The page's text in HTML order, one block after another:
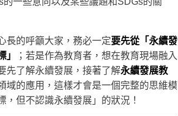
長的呼籲大家，務必一定要先從「永續發
」
；若是作為教育者，想在教育現場融入
先了解永續發展，接著了解永續發展教
域的應用，這樣才會是一個完整的思維模
但不認識永續發展」的狀況！